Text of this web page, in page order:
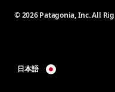
© 2026 Patagonia, Inc. All
日本語